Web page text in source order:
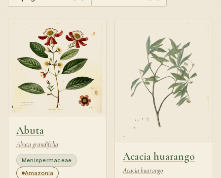
Abuta
Abuta grandifolia
Menispermaceae
Amazonia
Acacia huarango
Acacia huarango